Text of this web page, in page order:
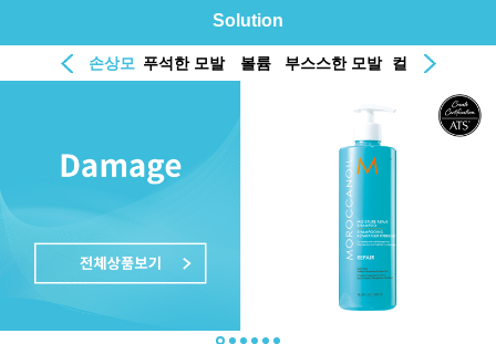
Solution
손상모 푸석한 모발 볼륨 부스스한 모발 컬 두피